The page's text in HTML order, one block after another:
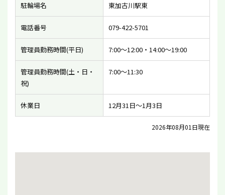
駐輪場名 東加古川駅東
電話番号 079-422-5701
管理員勤務時間(平日) 7:00〜12:00・14:00〜19:00
管理員勤務時間(土・日・
祝)
7:00〜11:30
休業日 12月31日〜1月3日
2026年08月01日現在